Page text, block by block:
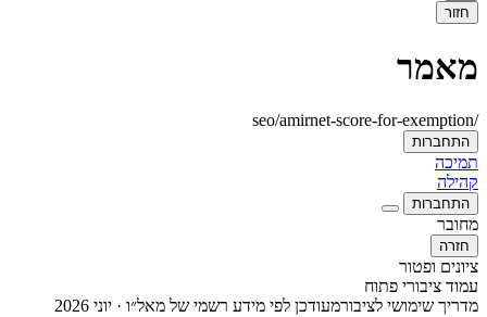
חזור
מאמר
/seo/amirnet-score-for-exemption
התחברות
תמיכה
קהילה
התחברות
מחובר
חזרה
ציונים ופטור
עמוד ציבורי פתוח
מדריך שימושי לציבורמעודכן לפי מידע רשמי של מאל״ו · יוני 2026